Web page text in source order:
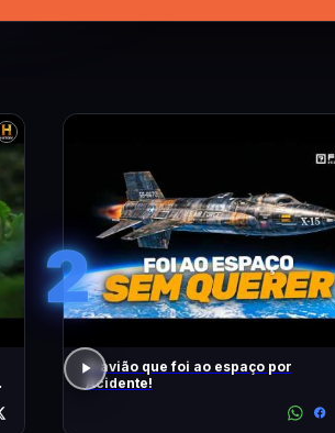
2
O avião que foi ao espaço por
Acidente!